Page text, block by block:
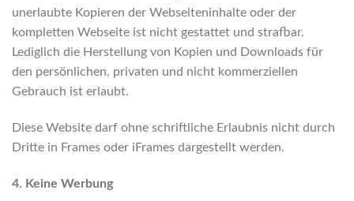
unerlaubte Kopieren der Webseiteninhalte oder der
kompletten Webseite ist nicht gestattet und strafbar.
Lediglich die Herstellung von Kopien und Downloads für
den persönlichen, privaten und nicht kommerziellen
Gebrauch ist erlaubt.
Diese Website darf ohne schriftliche Erlaubnis nicht durch
Dritte in Frames oder iFrames dargestellt werden.
4. Keine Werbung